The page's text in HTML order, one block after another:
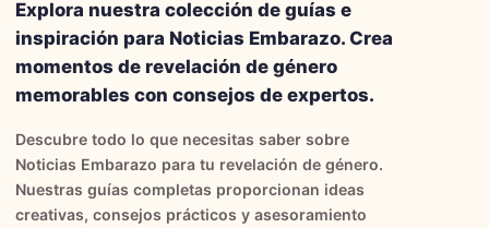
Explora nuestra colección de guías e
inspiración para Noticias Embarazo. Crea
momentos de revelación de género
memorables con consejos de expertos.
Descubre todo lo que necesitas saber sobre
Noticias Embarazo para tu revelación de género.
Nuestras guías completas proporcionan ideas
creativas, consejos prácticos y asesoramiento